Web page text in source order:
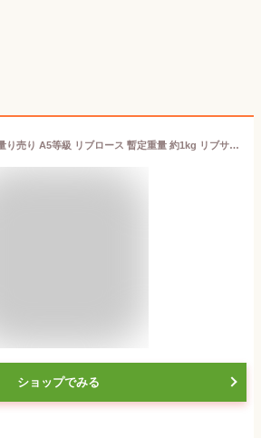
九州産 黒毛和牛 量り売り A5等級 リブロース 暫定重量 約1kg リブサーロインブロック 量り売り 業務用 かたまり 肉 牛肉 焼肉 ブロック 冷凍 ステーキ肉 オールミート 冷凍 牛肉 グルメ ギフト 御歳暮 お歳暮
ショップでみる